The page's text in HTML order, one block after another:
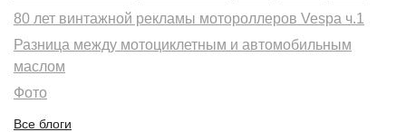
80 лет винтажной рекламы мотороллеров Vespa ч.1
Разница между мотоциклетным и автомобильным
маслом
Фото
Все блоги